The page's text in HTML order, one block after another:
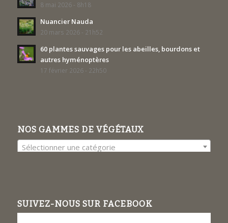
8 mai 2026 - 8h18
Nuancier Nauda
20 mars 2026 - 21h52
60 plantes sauvages pour les abeilles, bourdons et
autres hyménoptères
17 février 2026 - 22h50
NOS GAMMES DE VÉGÉTAUX
Sélectionner une catégorie
SUIVEZ-NOUS SUR FACEBOOK